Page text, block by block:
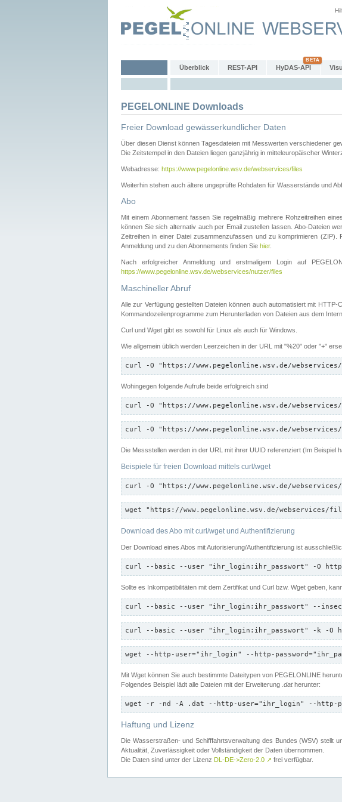
Überblick REST-API HyDAS-API
PEGELONLINE Downloads
Freier Download gewässerkundlicher Daten
Über diesen Dienst können Tagesdateien mit Messwerten verschiedener
Die Zeitstempel in den Dateien liegen ganzjährig in mitteleuropäischer
Webadresse: https://www.pegelonline.wsv.de/webservices/files
Weiterhin stehen auch ältere ungeprüfte Rohdaten für Wasserstände und
Abo
Mit einem Abonnement fassen Sie regelmäßig mehrere Rohzeitreihen
können Sie sich alternativ auch per Email zustellen lassen. Abo-Dateien
Zeitreihen in einer Datei zusammenzufassen und zu komprimieren
Anmeldung und zu den Abonnements finden Sie hier.
Nach erfolgreicher Anmeldung und erstmaligem Login auf
https://www.pegelonline.wsv.de/webservices/nutzer/files
Maschineller Abruf
Alle zur Verfügung gestellten Dateien können auch automatisiert mit
Kommandozeilenprogramme zum Herunterladen von Dateien aus dem
Curl und Wget gibt es sowohl für Linux als auch für Windows.
Wie allgemein üblich werden Leerzeichen in der URL mit "%20" oder "+"
curl -O "https://www.pegelonline.wsv.de/webservices/
Wohingegen folgende Aufrufe beide erfolgreich sind
curl -O "https://www.pegelonline.wsv.de/
curl -O "https://www.pegelonline.wsv.de/
Die Messstellen werden in der URL mit ihrer UUID referenziert (Im Beispiel
Beispiele für freien Download mittels curl/wget
curl -O "https://www.pegelonline.wsv.de/webservices/
wget "https://www.pegelonline.wsv.de/webservices/
Download des Abo mit curl/wget und Authentifizierung
Der Download eines Abos mit Autorisierung/Authentifizierung ist
curl --basic --user "ihr_login:ihr_passwort" -O
Sollte es Inkompatibilitäten mit dem Zertifikat und Curl bzw. Wget geben,
curl --basic --user "ihr_login:ihr_passwort" --
curl --basic --user "ihr_login:ihr_passwort" -k -O
wget --http-user="ihr_login" --http-
Mit Wget können Sie auch bestimmte Dateitypen von PEGELONLINE
Folgendes Beispiel lädt alle Dateien mit der Erweiterung .datherunter:
wget -r -nd -A .dat --http-user="ihr_login" --http-
Haftung und Lizenz
Die Wasserstraßen- und Schifffahrtsverwaltung des Bundes (WSV) stellt
Aktualität, Zuverlässigkeit oder Vollständigkeit der Daten übernommen.
Die Daten sind unter der Lizenz DL-DE->Zero-2.0 ↗ frei verfügbar.